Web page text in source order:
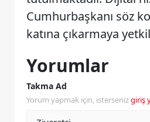
Cumhurbaşkanı söz
katına çıkarmaya
Yorumlar
Takma Ad
Yorum yapmak için, istersenizgiriş